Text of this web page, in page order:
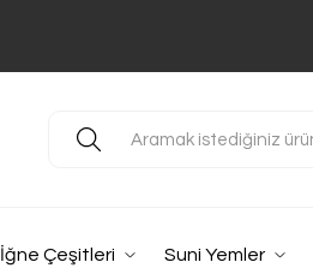
İğne Çeşitleri Suni Yemler